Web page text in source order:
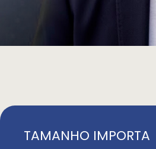
TAMANHO IMPORTA